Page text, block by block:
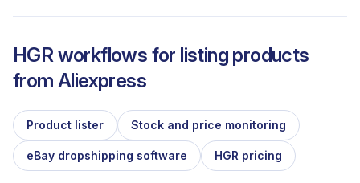
HGR workflows for listing products
from Aliexpress
Product lister Stock and price monitoring
eBay dropshipping software HGR pricing